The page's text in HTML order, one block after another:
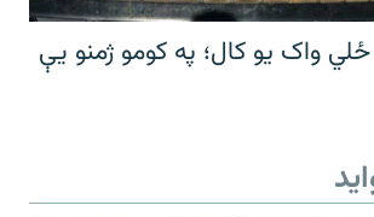
ځلي واک یو کال؛ په کومو ژمنو یې